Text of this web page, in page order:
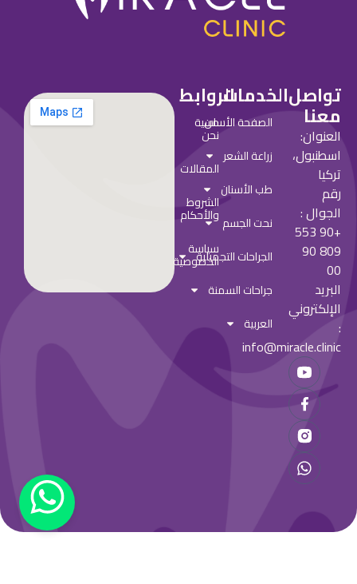
تواصل
معنا
العنوان:
اسطنبول،
تركيا
رقم
الجوال :
+90 553
809 90
00
البريد
الإلكتروني
:
info@miracle.clinic
الخدمات
الصفحة الأساسية
زراعة الشعر
طب الأسنان
نحت الجسم
الجراحات التجميلية
جراحات السمنة
العربية
الروابط
من
نحن
المقالات
الشروط
والأحكام
سياسة
الخصوصية